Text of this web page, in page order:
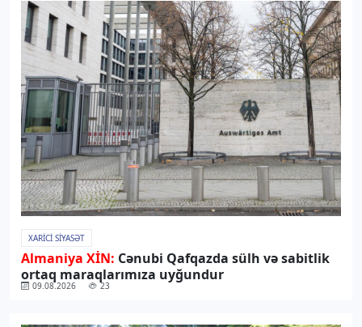
XARICI SIYASƏT
Almaniya XİN: Cənubi Qafqazda sülh və sabitlik
ortaq maraqlarımıza uyğundur
09.08.2026 23